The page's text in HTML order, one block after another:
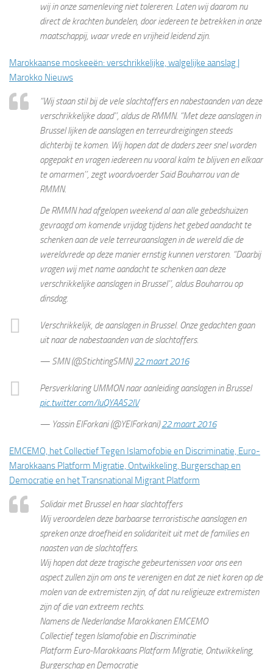
wij in onze samenleving niet tolereren. Laten wij daarom nu
direct de krachten bundelen, door iedereen te betrekken in onze
maatschappij, waar vrede en vrijheid leidend zijn.
Marokkaanse moskeeën: verschrikkelijke, walgelijke aanslag |
Marokko Nieuws
“Wij staan stil bij de vele slachtoffers en nabestaanden van deze
verschrikkelijke daad’’, aldus de RMMN. “Met deze aanslagen in
Brussel lijken de aanslagen en terreurdreigingen steeds
dichterbij te komen. Wij hopen dat de daders zeer snel worden
opgepakt en vragen iedereen nu vooral kalm te blijven en elkaar
te omarmen’’, zegt woordvoerder Said Bouharrou van de
RMMN.
De RMMN had afgelopen weekend al aan alle gebedshuizen
gevraagd om komende vrijdag tijdens het gebed aandacht te
schenken aan de vele terreuraanslagen in de wereld die de
wereldvrede op deze manier ernstig kunnen verstoren. “Daarbij
vragen wij met name aandacht te schenken aan deze
verschrikkelijke aanslagen in Brussel’’, aldus Bouharrou op
dinsdag.
Verschrikkelijk, de aanslagen in Brussel. Onze gedachten gaan
uit naar de nabestaanden van de slachtoffers.
— SMN (@StichtingSMN)22 maart 2016
Persverklaring UMMON naar aanleiding aanslagen in Brussel
pic.twitter.com/IuQYAAS2lV
— Yassin ElForkani (@YElForkani)22 maart 2016
EMCEMO, het Collectief Tegen Islamofobie en Discriminatie, Euro-
Marokkaans Platform Migratie, Ontwikkeling, Burgerschap en
Democratie en het Transnational Migrant Platform
Solidair met Brussel en haar slachtoffers
Wij veroordelen deze barbaarse terroristische aanslagen en
spreken onze droefheid en solidariteit uit met de families en
naasten van de slachtoffers.
Wij hopen dat deze tragische gebeurtenissen voor ons een
aspect zullen zijn om ons te verenigen en dat ze niet koren op de
molen van de extremisten zijn, of dat nu religieuze extremisten
zijn of die van extreem rechts.
Namens de Nederlandse Marokkanen EMCEMO
Collectief tegen Islamofobie en Discriminatie
Platform Euro-Marokkaans Platform MIgratie, Ontwikkeling,
Burgerschap en Democratie